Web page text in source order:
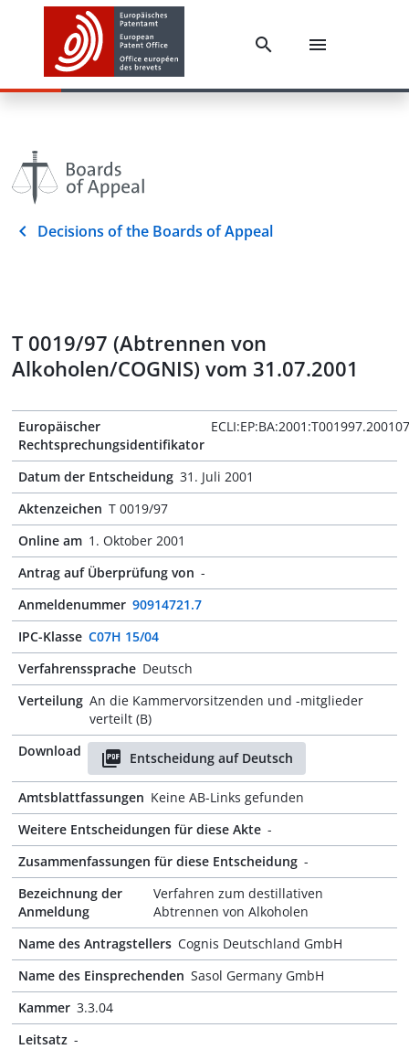
Decisions of the Boards of Appeal
T 0019/97 (Abtrennen von
Alkoholen/COGNIS) vom 31.07.2001
Europäischer
Rechtsprechungsidentifikator
Datum der Entscheidung 31. Juli 2001
Aktenzeichen T 0019/97
Online am 1. Oktober 2001
Antrag auf Überprüfung von -
Anmeldenummer 90914721.7
IPC-Klasse C07H 15/04
Verfahrenssprache Deutsch
Verteilung An die Kammervorsitzenden und -mitglieder
verteilt (B)
Download
Entscheidung auf Deutsch
Amtsblattfassungen Keine AB-Links gefunden
Weitere Entscheidungen für diese Akte -
Zusammenfassungen für diese Entscheidung -
Bezeichnung der
Anmeldung
Verfahren zum destillativen
Abtrennen von Alkoholen
Name des Antragstellers Cognis Deutschland GmbH
Name des Einsprechenden Sasol Germany GmbH
Kammer 3.3.04
Leitsatz -